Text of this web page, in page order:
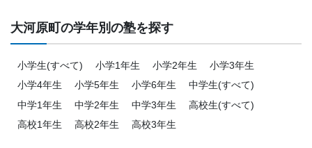
大河原町の学年別の塾を探す
小学生(すべて) 小学1年生 小学2年生
小学3年生
小学4年生
小学5年生 小学6年生
中学生(すべて)
中学1年生
中学2年生 中学3年生
高校生(すべて)
高校1年生
高校2年生 高校3年生